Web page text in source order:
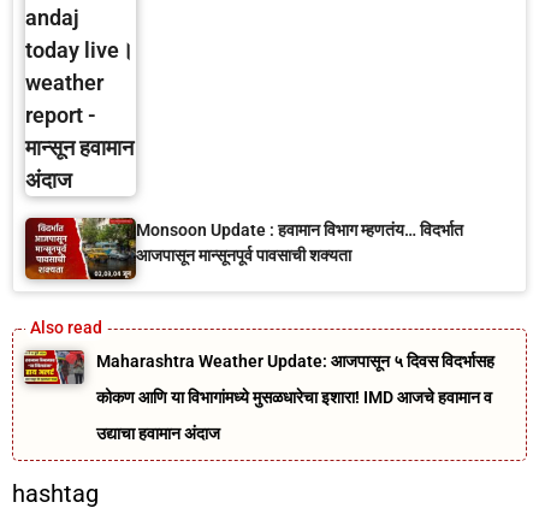
Monsoon Update : हवामान विभाग म्हणतंय… विदर्भात
आजपासून मान्सूनपूर्व पावसाची शक्यता
Maharashtra Weather Update: आजपासून ५ दिवस विदर्भासह
कोकण आणि या विभागांमध्ये मुसळधारेचा इशारा! IMD आजचे हवामान व
उद्याचा हवामान अंदाज
hashtag